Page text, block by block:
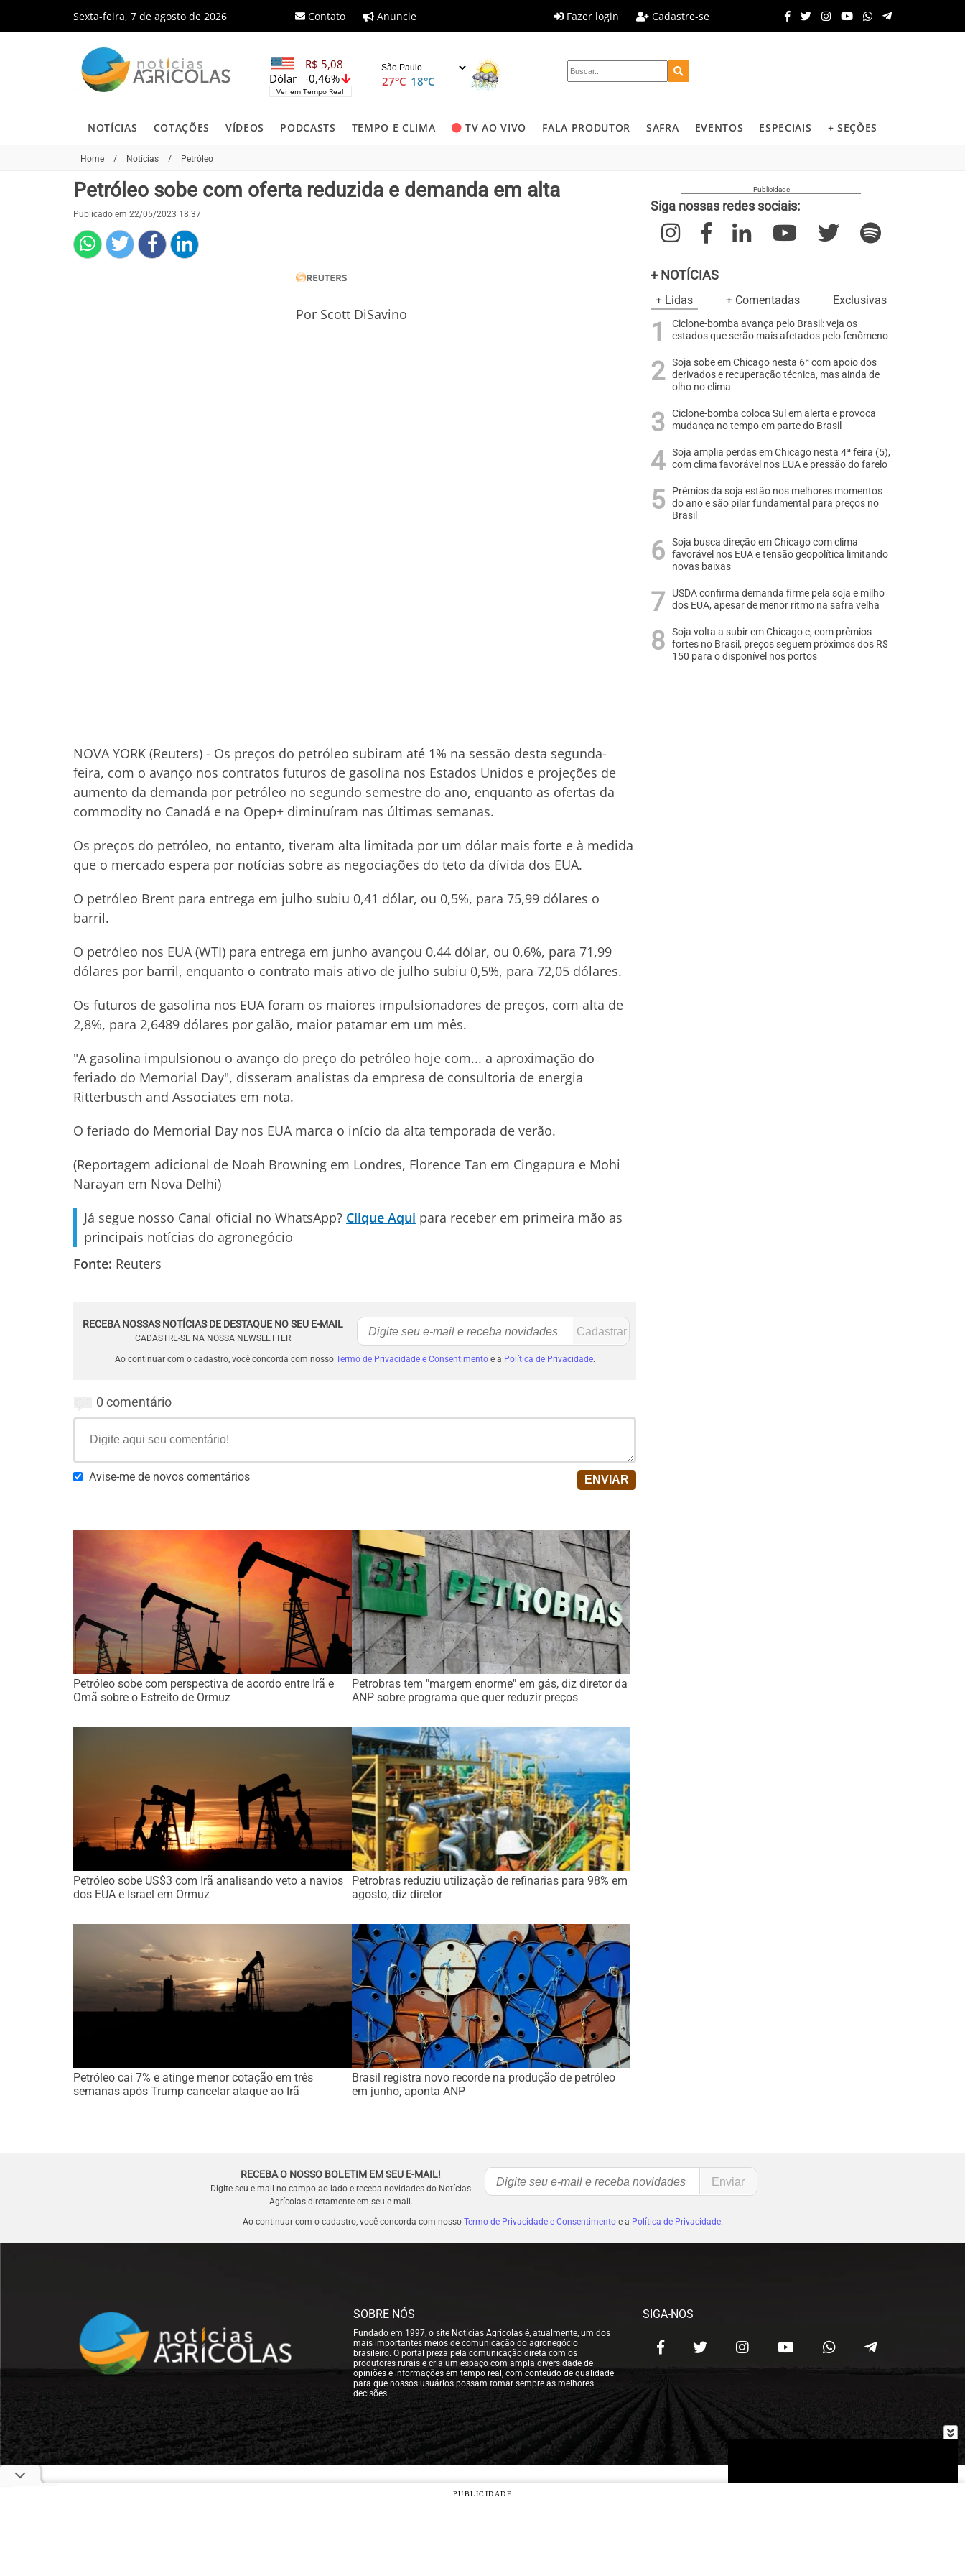
Sexta-feira, 7 de agosto de 2026 Contato Anuncie Fazer login Cadastre-se
R$ 5,08
-0,46%
Dólar
Ver em Tempo Real
27°C 18°C
NOTÍCIAS COTAÇÕES VÍDEOS PODCASTS TEMPO E CLIMA TV AO VIVO FALA PRODUTOR SAFRA EVENTOS ESPECIAIS + SEÇÕES
Home / Notícias / Petróleo
Petróleo sobe com oferta reduzida e demanda em alta
Publicado em 22/05/2023 18:37
Por Scott DiSavino
NOVA YORK (Reuters) - Os preços do petróleo subiram até 1% na sessão desta segunda-
feira, com o avanço nos contratos futuros de gasolina nos Estados Unidos e projeções de
aumento da demanda por petróleo no segundo semestre do ano, enquanto as ofertas da
commodity no Canadá e na Opep+ diminuíram nas últimas semanas.
Os preços do petróleo, no entanto, tiveram alta limitada por um dólar mais forte e à medida
que o mercado espera por notícias sobre as negociações do teto da dívida dos EUA.
O petróleo Brent para entrega em julho subiu 0,41 dólar, ou 0,5%, para 75,99 dólares o
barril.
O petróleo nos EUA (WTI) para entrega em junho avançou 0,44 dólar, ou 0,6%, para 71,99
dólares por barril, enquanto o contrato mais ativo de julho subiu 0,5%, para 72,05 dólares.
Os futuros de gasolina nos EUA foram os maiores impulsionadores de preços, com alta de
2,8%, para 2,6489 dólares por galão, maior patamar em um mês.
"A gasolina impulsionou o avanço do preço do petróleo hoje com... a aproximação do
feriado do Memorial Day", disseram analistas da empresa de consultoria de energia
Ritterbusch and Associates em nota.
O feriado do Memorial Day nos EUA marca o início da alta temporada de verão.
(Reportagem adicional de Noah Browning em Londres, Florence Tan em Cingapura e Mohi
Narayan em Nova Delhi)
Já segue nosso Canal oficial no WhatsApp? Clique Aqui para receber em primeira mão as
principais notícias do agronegócio
Fonte: Reuters
RECEBA NOSSAS NOTÍCIAS DE DESTAQUE NO SEU E-MAIL
CADASTRE-SE NA NOSSA NEWSLETTER
Ao continuar com o cadastro, você concorda com nosso Termo de Privacidade e Consentimentoe a Política de Privacidade.
0 comentário
Avise-me de novos comentários
Petróleo sobe com perspectiva de acordo entre Irã e
Omã sobre o Estreito de Ormuz
Petrobras tem "margem enorme" em gás, diz diretor da
ANP sobre programa que quer reduzir preços
Petróleo sobe US$3 com Irã analisando veto a navios
dos EUA e Israel em Ormuz
Petrobras reduziu utilização de refinarias para 98% em
agosto, diz diretor
Petróleo cai 7% e atinge menor cotação em três
semanas após Trump cancelar ataque ao Irã
Brasil registra novo recorde na produção de petróleo
em junho, aponta ANP
Siga nossas redes sociais:
+ NOTÍCIAS
+ Lidas + Comentadas Exclusivas
Ciclone-bomba avança pelo Brasil: veja os
estados que serão mais afetados pelo fenômeno
Soja sobe em Chicago nesta 6ª com apoio dos
derivados e recuperação técnica, mas ainda de
olho no clima
Ciclone-bomba coloca Sul em alerta e provoca
mudança no tempo em parte do Brasil
Soja amplia perdas em Chicago nesta 4ª feira (5),
com clima favorável nos EUA e pressão do farelo
Prêmios da soja estão nos melhores momentos
do ano e são pilar fundamental para preços no
Brasil
Soja busca direção em Chicago com clima
favorável nos EUA e tensão geopolítica limitando
novas baixas
USDA confirma demanda firme pela soja e milho
dos EUA, apesar de menor ritmo na safra velha
Soja volta a subir em Chicago e, com prêmios
fortes no Brasil, preços seguem próximos dos R$
150 para o disponível nos portos
RECEBA O NOSSO BOLETIM EM SEU E-MAIL!
Digite seu e-mail no campo ao lado e receba novidades do Notícias
Agrícolas diretamente em seu e-mail.
Ao continuar com o cadastro, você concorda com nosso Termo de Privacidade e Consentimentoe a Política de Privacidade.
SOBRE NÓS
Fundado em 1997, o site Notícias Agrícolas é, atualmente, um dos
mais importantes meios de comunicação do agronegócio
brasileiro. O portal preza pela comunicação direta com os
produtores rurais e cria um espaço com ampla diversidade de
opiniões e informações em tempo real, com conteúdo de qualidade
para que nossos usuários possam tomar sempre as melhores
decisões.
SIGA-NOS
PUBLICIDADE